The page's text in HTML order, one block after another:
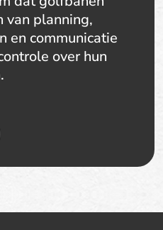
van planning,
en communicatie
over hun